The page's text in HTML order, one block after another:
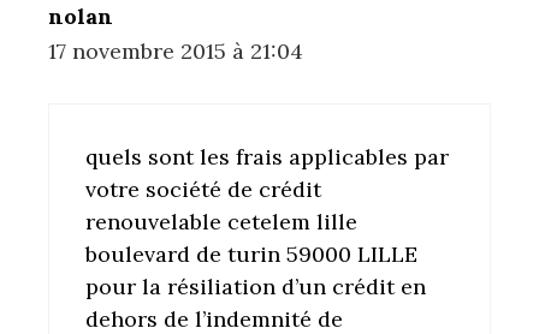
nolan
17 novembre 2015 à 21:04
quels sont les frais applicables par
votre société de crédit
renouvelable cetelem lille
boulevard de turin 59000 LILLE
pour la résiliation d’un crédit en
dehors de l’indemnité de